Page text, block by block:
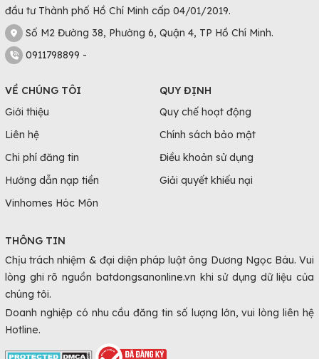
đầu tư Thành phố Hồ Chí Minh cấp 04/01/2019.
Số M2 Đường 38, Phường 6, Quận 4, TP Hồ Chí Minh.
0911798899 -
VỀ CHÚNG TÔI
Giới thiệu
Liên hệ
Chi phí đăng tin
Hướng dẫn nạp tiền
Vinhomes Hóc Môn
QUY ĐỊNH
Quy chế hoạt động
Chính sách bảo mật
Điều khoản sử dụng
Giải quyết khiếu nại
THÔNG TIN
Chịu trách nhiệm & đại diện pháp luật ông Dương Ngọc Báu. Vui
lòng ghi rõ nguồn batdongsanonline.vn khi sử dụng dữ liệu của
chúng tôi.
Doanh nghiệp có nhu cầu đăng tin số lượng lớn, vui lòng liên hệ
Hotline.